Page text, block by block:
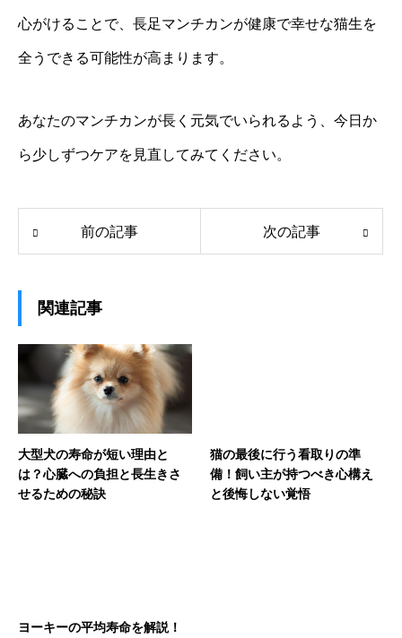
心がけることで、長足マンチカンが健康で幸せな猫生を
全うできる可能性が高まります。
あなたのマンチカンが長く元気でいられるよう、今日か
ら少しずつケアを見直してみてください。
前の記事 次の記事
関連記事
大型犬の寿命が短い理由と
は？心臓への負担と長生きさ
せるための秘訣
猫の最後に行う看取りの準
備！飼い主が持つべき心構え
と後悔しない覚悟
ヨーキーの平均寿命を解説！